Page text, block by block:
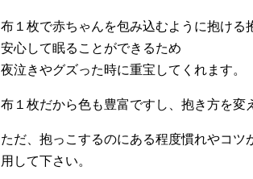
布１枚で赤ちゃんを包み込むように抱け
安心して眠ることができるため
夜泣きやグズった時に重宝してくれます。
布１枚だから色も豊富ですし、抱き方を
ただ、抱っこするのにある程度慣れやコ
用して下さい。